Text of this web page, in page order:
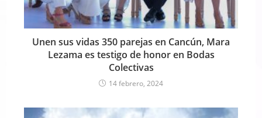
Unen sus vidas 350 parejas en Cancún, Mara
Lezama es testigo de honor en Bodas
Colectivas
14 febrero, 2024